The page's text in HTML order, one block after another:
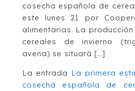
cosecha española de
este lunes 21 por
alimentarias. La
cereales de invierno
avena) se situará […]
La entrada La primera
cosecha española de